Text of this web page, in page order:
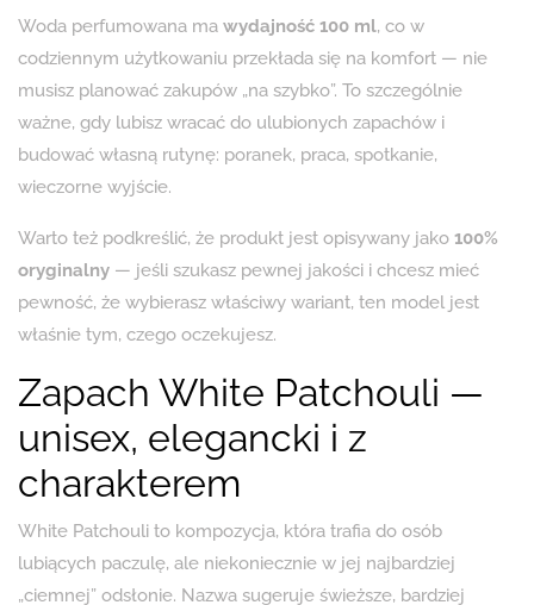
Woda perfumowana ma wydajność 100 ml, co w
codziennym użytkowaniu przekłada się na komfort — nie
musisz planować zakupów „na szybko”. To szczególnie
ważne, gdy lubisz wracać do ulubionych zapachów i
budować własną rutynę: poranek, praca, spotkanie,
wieczorne wyjście.
Warto też podkreślić, że produkt jest opisywany jako 100%
oryginalny — jeśli szukasz pewnej jakości i chcesz mieć
pewność, że wybierasz właściwy wariant, ten model jest
właśnie tym, czego oczekujesz.
Zapach White Patchouli —
unisex, elegancki i z
charakterem
White Patchouli to kompozycja, która trafia do osób
lubiących paczulę, ale niekoniecznie w jej najbardziej
„ciemnej” odsłonie. Nazwa sugeruje świeższe, bardziej